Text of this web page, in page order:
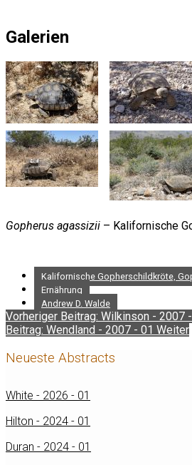
Galerien
Gopherus agassizii – Kalifornische
Kalifornische Gopherschildkröte,
Ernährung
Andrew D. Walde
Vorheriger Beitrag: Wilkinson - 2007
Beitrag: Wendland - 2007 - 01 Weiter
Neueste Abstracts
White - 2026 - 01
Hilton - 2024 - 01
Duran - 2024 - 01